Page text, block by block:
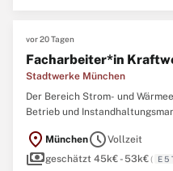
vor 20 Tagen
Facharbeiter*in
Stadtwerke München
Der Bereich Strom- und
Betrieb und
sowohl fossil befeuerte
als auch regenerative Anlagen
location_on MünchenscheduleVollzeit
paymentsgeschätzt 45k€ - 53k€( E 5